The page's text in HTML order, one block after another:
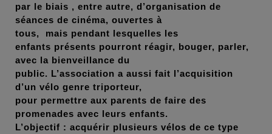
par le biais , entre autre, d’organisation de
séances de cinéma, ouvertes à
tous, mais pendant lesquelles les
enfants présents pourront réagir, bouger, parler,
avec la bienveillance du
public. L’association a aussi fait l’acquisition
d’un vélo genre triporteur,
pour permettre aux parents de faire des
promenades avec leurs enfants.
L’objectif : acquérir plusieurs vélos de ce type